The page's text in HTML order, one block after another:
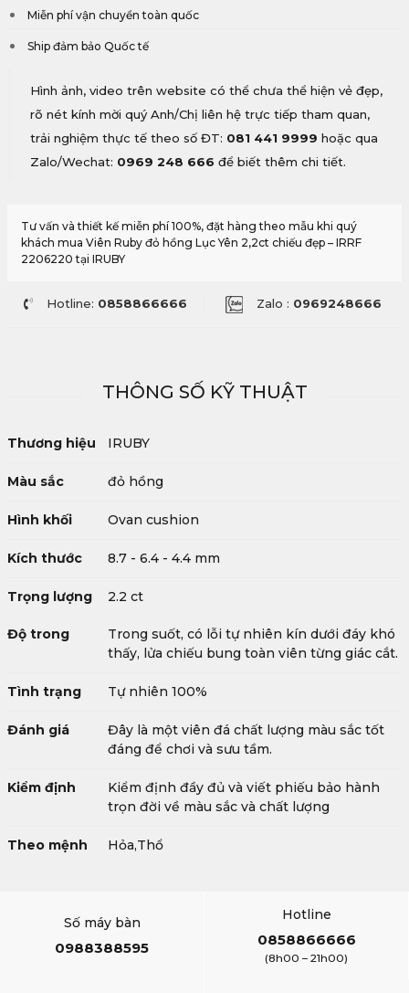
Miễn phí vận chuyển toàn quốc
Ship đảm bảo Quốc tế
Hình ảnh, video trên website có thể chưa thể hiện vẻ đẹp,
rõ nét kính mời quý Anh/Chị liên hệ trực tiếp tham quan,
trải nghiệm thực tế theo số ĐT: 081 441 9999 hoặc qua
Zalo/Wechat: 0969 248 666 để biết thêm chi tiết.
Tư vấn và thiết kế miễn phí 100%, đặt hàng theo mẫu khi quý
khách mua Viên Ruby đỏ hồng Lục Yên 2,2ct chiếu đẹp – IRRF
2206220 tại IRUBY
Hotline: 0858866666 Zalo : 0969248666
THÔNG SỐ KỸ THUẬT
Thương hiệu IRUBY
Màu sắc đỏ hồng
Hình khối Ovan cushion
Kích thước 8.7 - 6.4 - 4.4 mm
Trọng lượng 2.2 ct
Độ trong
Trong suốt, có lỗi tự nhiên kín dưới đáy khó
thấy, lửa chiếu bung toàn viên từng giác cắt.
Tình trạng Tự nhiên 100%
Đánh giá
Đây là một viên đá chất lượng màu sắc tốt
đáng để chơi và sưu tầm.
Kiểm định
Kiểm định đầy đủ và viết phiếu bảo hành
trọn đời về màu sắc và chất lượng
Theo mệnh Hỏa,Thổ
Số máy bàn
0988388595
Hotline
0858866666
(8h00 – 21h00)